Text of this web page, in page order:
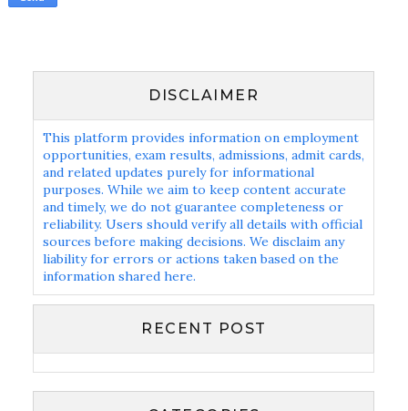
DISCLAIMER
This platform provides information on employment
opportunities, exam results, admissions, admit cards,
and related updates purely for informational
purposes. While we aim to keep content accurate
and timely, we do not guarantee completeness or
reliability. Users should verify all details with official
sources before making decisions. We disclaim any
liability for errors or actions taken based on the
information shared here.
RECENT POST